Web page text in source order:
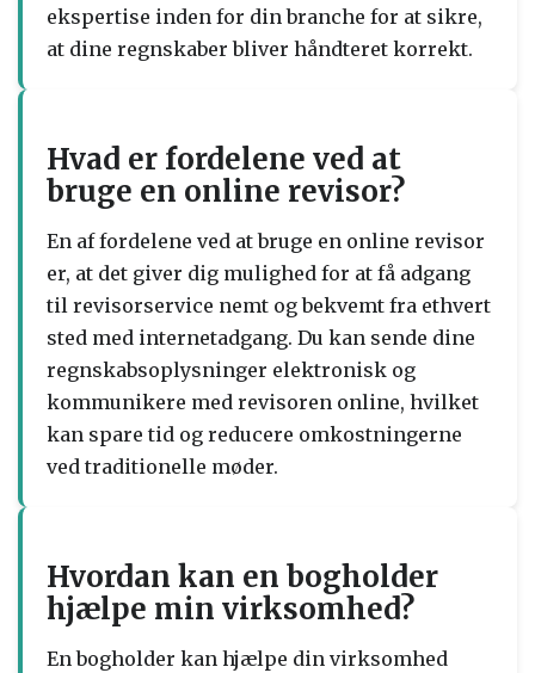
ekspertise inden for din branche for at sikre,
at dine regnskaber bliver håndteret korrekt.
Hvad er fordelene ved at
bruge en online revisor?
En af fordelene ved at bruge en online revisor
er, at det giver dig mulighed for at få adgang
til revisorservice nemt og bekvemt fra ethvert
sted med internetadgang. Du kan sende dine
regnskabsoplysninger elektronisk og
kommunikere med revisoren online, hvilket
kan spare tid og reducere omkostningerne
ved traditionelle møder.
Hvordan kan en bogholder
hjælpe min virksomhed?
En bogholder kan hjælpe din virksomhed